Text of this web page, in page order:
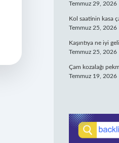
Temmuz 29, 2026
Kol saatinin kasa
Temmuz 25, 2026
Kaşıntıya ne iyi
Temmuz 25, 2026
Çam kozalağı
Temmuz 19, 2026